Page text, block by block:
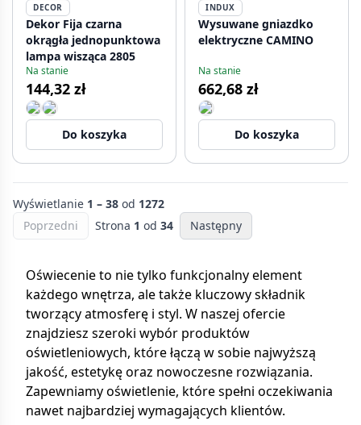
DECOR
Dekor Fija czarna
okrągła jednopunktowa
lampa wisząca 2805
Na stanie
144,32 zł
Do koszyka
INDUX
Wysuwane gniazdko
elektryczne CAMINO
Na stanie
662,68 zł
Do koszyka
Wyświetlanie 1 – 38 od 1272
Poprzedni
Strona 1 od 34 Następny
Oświecenie to nie tylko funkcjonalny element
każdego wnętrza, ale także kluczowy składnik
tworzący atmosferę i styl. W naszej ofercie
znajdziesz szeroki wybór produktów
oświetleniowych, które łączą w sobie najwyższą
jakość, estetykę oraz nowoczesne rozwiązania.
Zapewniamy oświetlenie, które spełni oczekiwania
nawet najbardziej wymagających klientów.